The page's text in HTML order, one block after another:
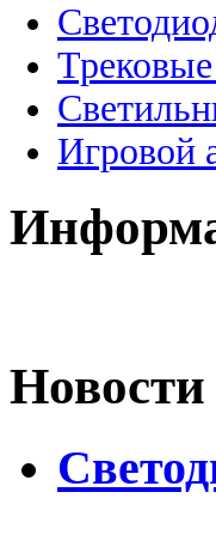
Игровой
Новости